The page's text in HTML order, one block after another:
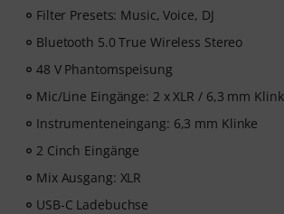
Filter Presets: Music, Voice, DJ
Bluetooth 5.0 True Wireless Stereo
48 V Phantomspeisung
Mic/Line Eingänge: 2 x XLR / 6,3 mm
Instrumenteneingang: 6,3 mm Klinke
2 Cinch Eingänge
Mix Ausgang: XLR
USB-C Ladebuchse